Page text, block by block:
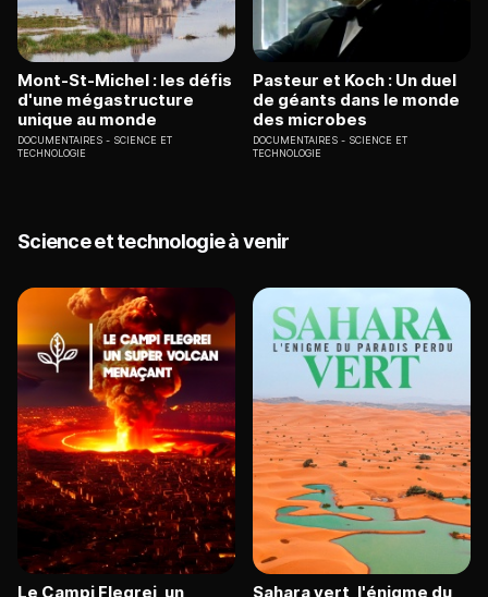
Mont-St-Michel : les défis
d'une mégastructure
unique au monde
DOCUMENTAIRES
SCIENCE ET
TECHNOLOGIE
Pasteur et Koch : Un duel
de géants dans le monde
des microbes
DOCUMENTAIRES
SCIENCE ET
TECHNOLOGIE
Science et technologie à venir
Le Campi Flegrei, un Sahara vert, l'énigme du